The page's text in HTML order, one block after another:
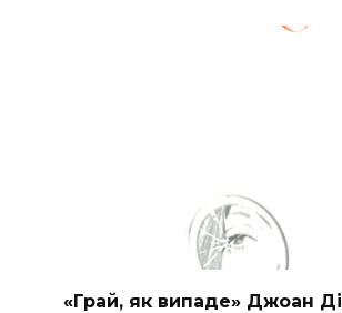
«Грай, як випаде» Джоан